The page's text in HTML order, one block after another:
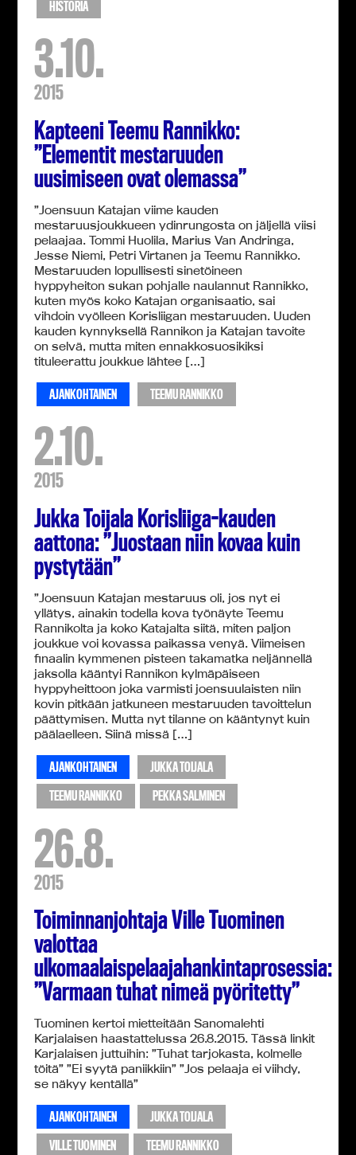
HISTORIA
3.10.
2015
Kapteeni Teemu Rannikko:
”Elementit mestaruuden
uusimiseen ovat olemassa”
”Joensuun Katajan viime kauden
mestaruusjoukkueen ydinrungosta on jäljellä viisi
pelaajaa. Tommi Huolila, Marius Van Andringa,
Jesse Niemi, Petri Virtanen ja Teemu Rannikko.
Mestaruuden lopullisesti sinetöineen
hyppyheiton sukan pohjalle naulannut Rannikko,
kuten myös koko Katajan organisaatio, sai
vihdoin vyölleen Korisliigan mestaruuden. Uuden
kauden kynnyksellä Rannikon ja Katajan tavoite
on selvä, mutta miten ennakkosuosikiksi
tituleerattu joukkue lähtee […]
AJANKOHTAINEN TEEMU RANNIKKO
2.10.
2015
Jukka Toijala Korisliiga-kauden
aattona: ”Juostaan niin kovaa kuin
pystytään”
”Joensuun Katajan mestaruus oli, jos nyt ei
yllätys, ainakin todella kova työnäyte Teemu
Rannikolta ja koko Katajalta siitä, miten paljon
joukkue voi kovassa paikassa venyä. Viimeisen
finaalin kymmenen pisteen takamatka neljännellä
jaksolla kääntyi Rannikon kylmäpäiseen
hyppyheittoon joka varmisti joensuulaisten niin
kovin pitkään jatkuneen mestaruuden tavoittelun
päättymisen. Mutta nyt tilanne on kääntynyt kuin
päälaelleen. Siinä missä […]
AJANKOHTAINEN
JUKKA TOIJALA
TEEMU RANNIKKO
PEKKA SALMINEN
26.8.
2015
Toiminnanjohtaja Ville Tuominen
valottaa
ulkomaalaispelaajahankintaprosessia:
”Varmaan tuhat nimeä pyöritetty”
Tuominen kertoi mietteitään Sanomalehti
Karjalaisen haastattelussa 26.8.2015. Tässä linkit
Karjalaisen juttuihin: ”Tuhat tarjokasta, kolmelle
töitä” ”Ei syytä paniikkiin” ”Jos pelaaja ei viihdy,
se näkyy kentällä”
AJANKOHTAINEN
JUKKA TOIJALA
VILLE TUOMINEN
TEEMU RANNIKKO